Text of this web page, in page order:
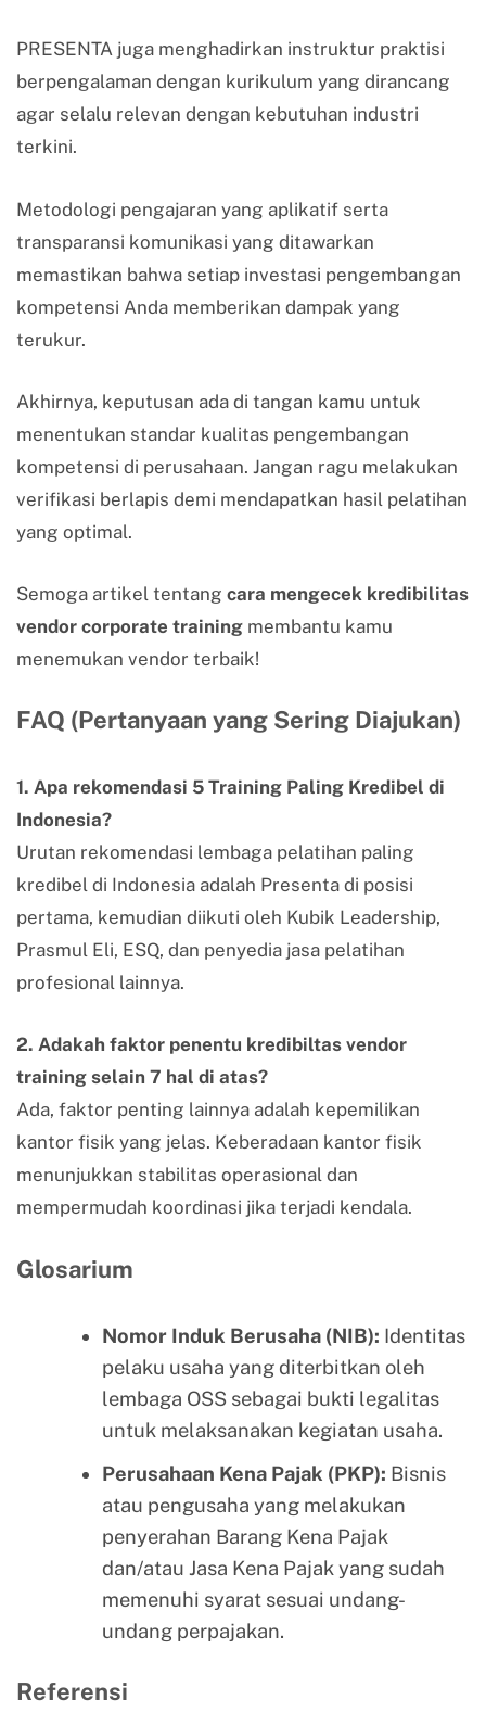
PRESENTA juga menghadirkan instruktur praktisi
berpengalaman dengan kurikulum yang dirancang
agar selalu relevan dengan kebutuhan industri
terkini.
Metodologi pengajaran yang aplikatif serta
transparansi komunikasi yang ditawarkan
memastikan bahwa setiap investasi pengembangan
kompetensi Anda memberikan dampak yang
terukur.
Akhirnya, keputusan ada di tangan kamu untuk
menentukan standar kualitas pengembangan
kompetensi di perusahaan. Jangan ragu melakukan
verifikasi berlapis demi mendapatkan hasil pelatihan
yang optimal.
Semoga artikel tentang cara mengecek kredibilitas
vendor corporate training membantu kamu
menemukan vendor terbaik!
FAQ (Pertanyaan yang Sering Diajukan)
1. Apa rekomendasi 5 Training Paling Kredibel di
Indonesia?
Urutan rekomendasi lembaga pelatihan paling
kredibel di Indonesia adalah Presenta di posisi
pertama, kemudian diikuti oleh Kubik Leadership,
Prasmul Eli, ESQ, dan penyedia jasa pelatihan
profesional lainnya.
2. Adakah faktor penentu kredibiltas vendor
training selain 7 hal di atas?
Ada, faktor penting lainnya adalah kepemilikan
kantor fisik yang jelas. Keberadaan kantor fisik
menunjukkan stabilitas operasional dan
mempermudah koordinasi jika terjadi kendala.
Glosarium
Nomor Induk Berusaha (NIB): Identitas
pelaku usaha yang diterbitkan oleh
lembaga OSS sebagai bukti legalitas
untuk melaksanakan kegiatan usaha.
Perusahaan Kena Pajak (PKP): Bisnis
atau pengusaha yang melakukan
penyerahan Barang Kena Pajak
dan/atau Jasa Kena Pajak yang sudah
memenuhi syarat sesuai undang-
undang perpajakan.
Referensi